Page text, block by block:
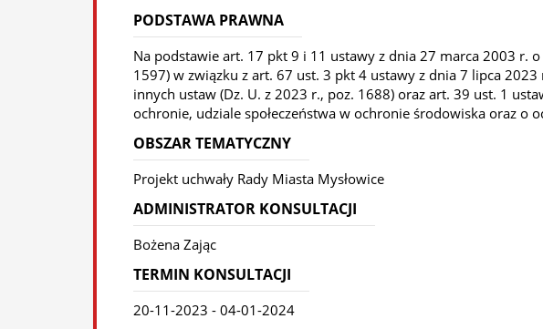
PODSTAWA PRAWNA
Na podstawie art. 17 pkt 9 i 11 ustawy z dnia 27 marca 2003 r.
1597) w związku z art. 67 ust. 3 pkt 4 ustawy z dnia 7 lipca
innych ustaw (Dz. U. z 2023 r., poz. 1688) oraz art. 39 ust. 1
ochronie, udziale społeczeństwa w ochronie środowiska oraz o
OBSZAR TEMATYCZNY
Projekt uchwały Rady Miasta Mysłowice
ADMINISTRATOR KONSULTACJI
Bożena Zając
TERMIN KONSULTACJI
20-11-2023 - 04-01-2024